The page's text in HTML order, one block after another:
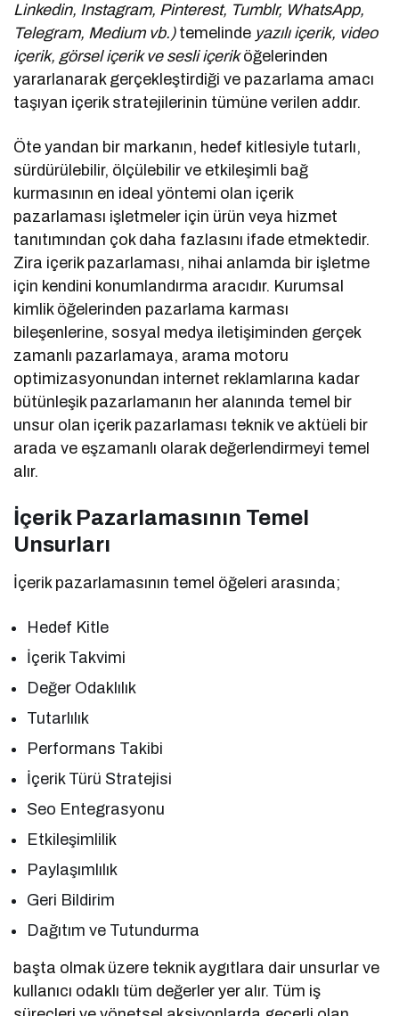
Linkedin, Instagram, Pinterest, Tumblr, WhatsApp,
Telegram, Medium vb.) temelinde yazılı içerik, video
içerik, görsel içerik ve sesli içeriköğelerinden
yararlanarak gerçekleştirdiği ve pazarlama amacı
taşıyan içerik stratejilerinin tümüne verilen addır.
Öte yandan bir markanın, hedef kitlesiyle tutarlı,
sürdürülebilir, ölçülebilir ve etkileşimli bağ
kurmasının en ideal yöntemi olan içerik
pazarlaması işletmeler için ürün veya hizmet
tanıtımından çok daha fazlasını ifade etmektedir.
Zira içerik pazarlaması, nihai anlamda bir işletme
için kendini konumlandırma aracıdır. Kurumsal
kimlik öğelerinden pazarlama karması
bileşenlerine, sosyal medya iletişiminden gerçek
zamanlı pazarlamaya, arama motoru
optimizasyonundan internet reklamlarına kadar
bütünleşik pazarlamanın her alanında temel bir
unsur olan içerik pazarlaması teknik ve aktüeli bir
arada ve eşzamanlı olarak değerlendirmeyi temel
alır.
İçerik Pazarlamasının Temel
Unsurları
İçerik pazarlamasının temel öğeleri arasında;
Hedef Kitle
İçerik Takvimi
Değer Odaklılık
Tutarlılık
Performans Takibi
İçerik Türü Stratejisi
Seo Entegrasyonu
Etkileşimlilik
Paylaşımlılık
Geri Bildirim
Dağıtım ve Tutundurma
başta olmak üzere teknik aygıtlara dair unsurlar ve
kullanıcı odaklı tüm değerler yer alır. Tüm iş